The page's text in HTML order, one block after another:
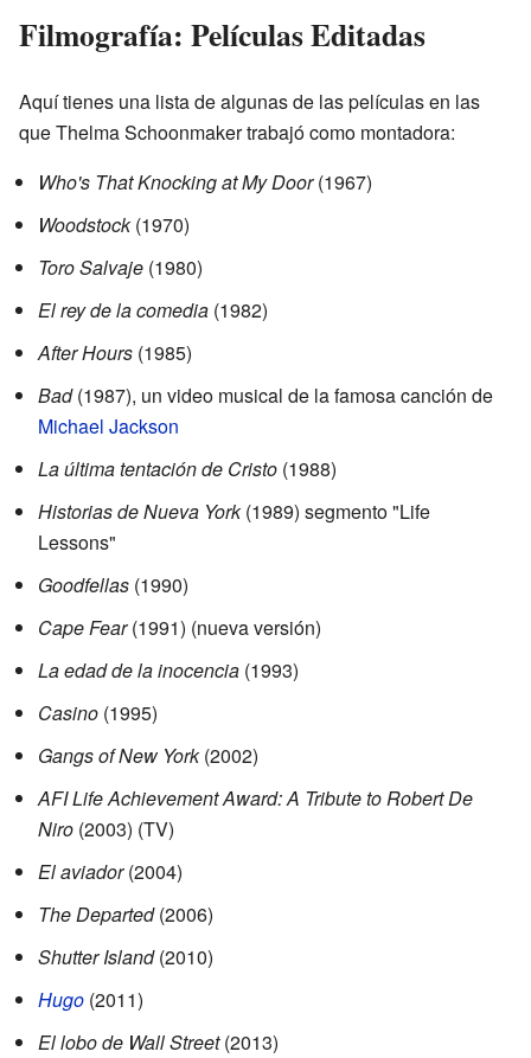
Filmografía: Películas Editadas
Aquí tienes una lista de algunas de las películas en las
que Thelma Schoonmaker trabajó como montadora:
Who's That Knocking at My Door(1967)
Woodstock(1970)
Toro Salvaje (1980)
El rey de la comedia (1982)
After Hours (1985)
Bad(1987), un video musical de la famosa canción de
Michael Jackson
La última tentación de Cristo (1988)
Historias de Nueva York(1989) segmento "Life
Lessons"
Goodfellas (1990)
Cape Fear(1991) (nueva versión)
La edad de la inocencia (1993)
Casino (1995)
Gangs of New York(2002)
AFI Life Achievement Award: A Tribute to Robert De
Niro (2003) (TV)
El aviador(2004)
The Departed(2006)
Shutter Island(2010)
Hugo (2011)
El lobo de Wall Street(2013)